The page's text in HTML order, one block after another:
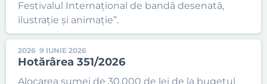
Festivalul Internațional de bandă desenată,
ilustrație și animație”.
2026 9 IUNIE 2026
Hotărârea 351/2026
Alocarea sumei de 30.000 de lei de la bugetul